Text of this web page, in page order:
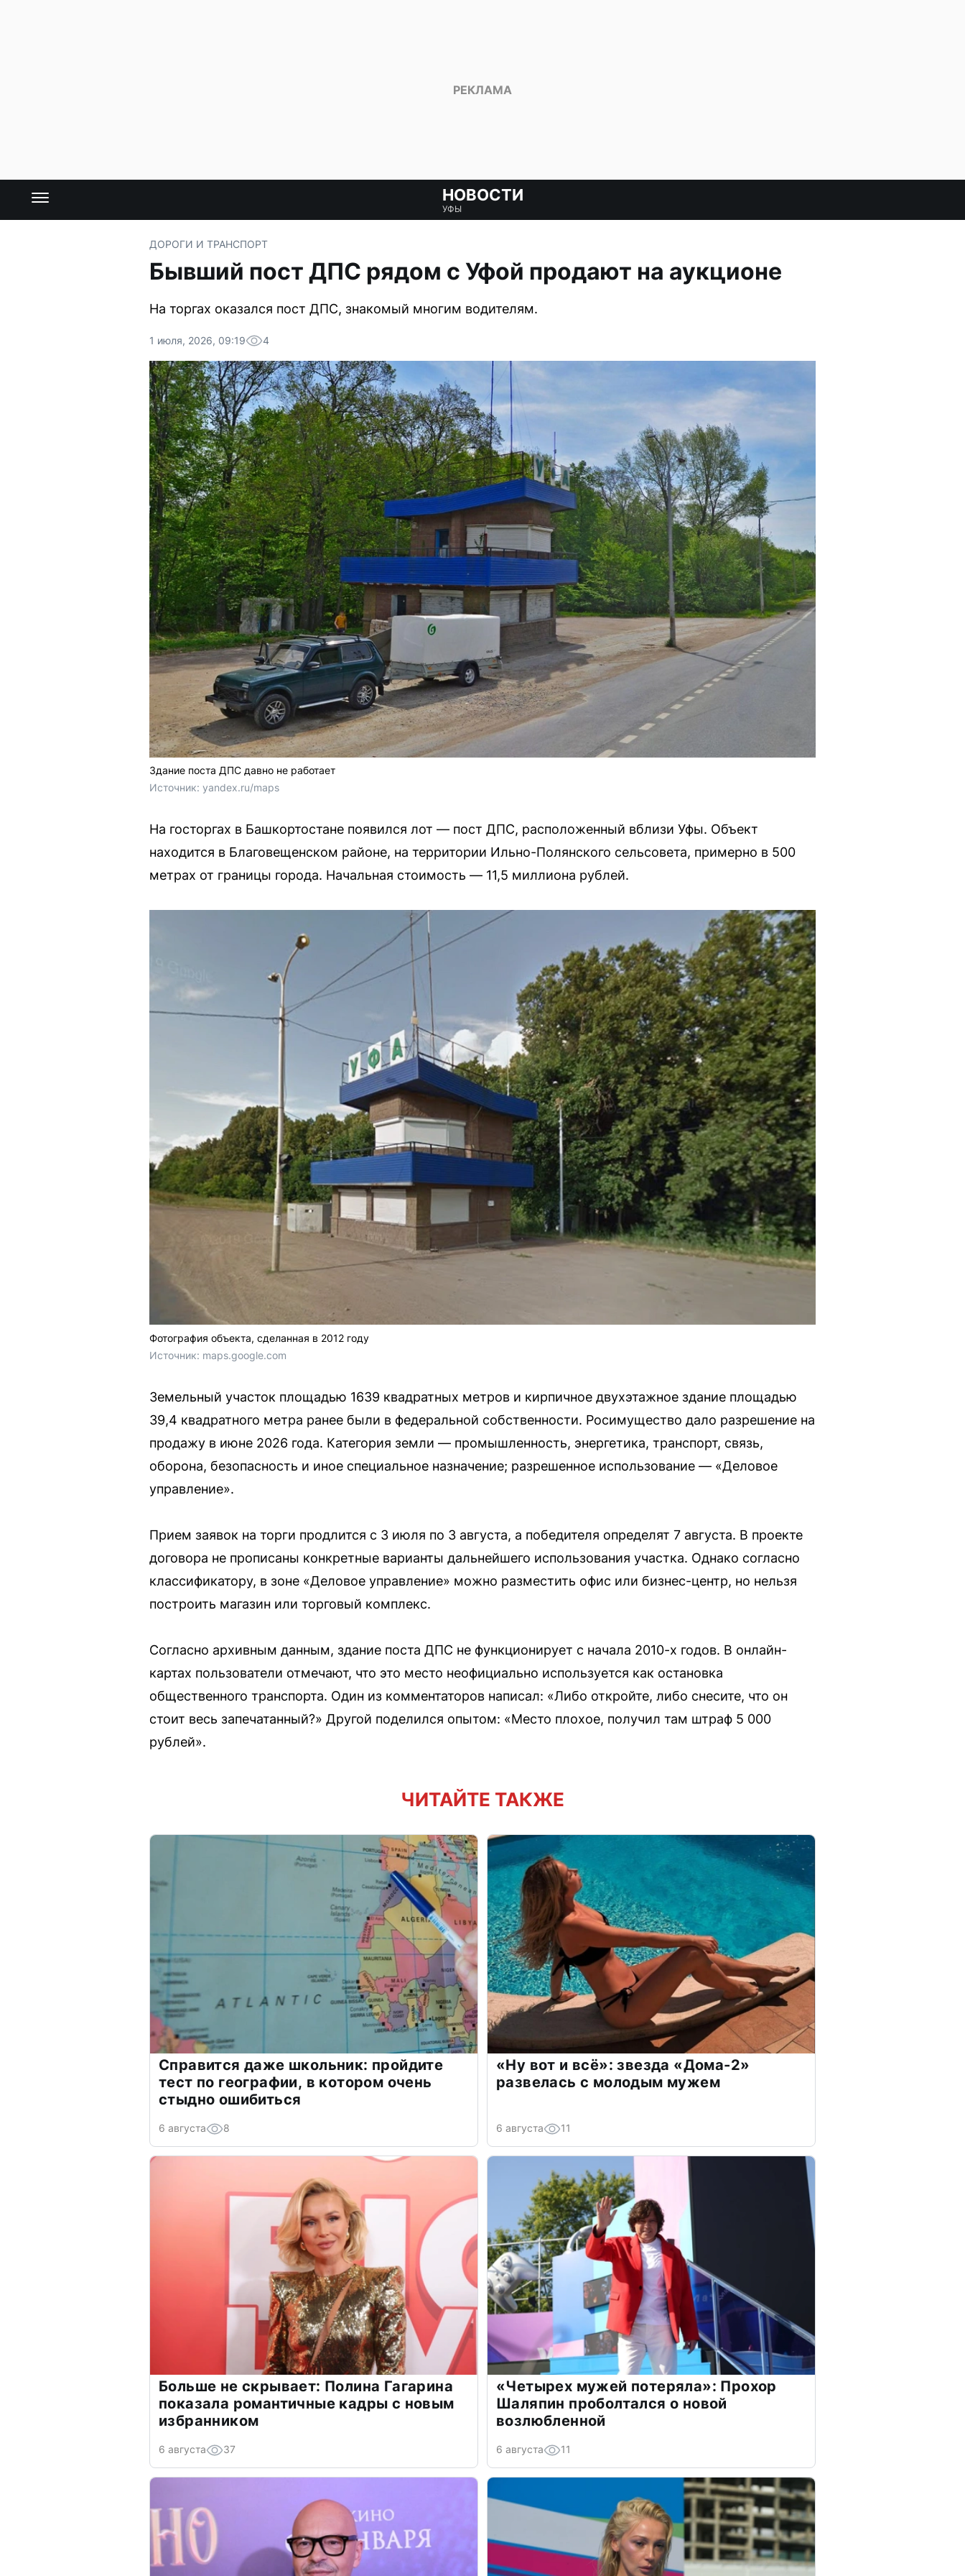
НОВОСТИ
УФЫ
ДОРОГИ И ТРАНСПОРТ
Бывший пост ДПС рядом с Уфой продают на аукционе
На торгах оказался пост ДПС, знакомый многим водителям.
1 июля, 2026, 09:19 4
Здание поста ДПС давно не работает
Источник: yandex.ru/maps
На госторгах в Башкортостане появился лот — пост ДПС, расположенный вблизи Уфы. Объект
находится в Благовещенском районе, на территории Ильно-Полянского сельсовета, примерно в 500
метрах от границы города. Начальная стоимость — 11,5 миллиона рублей.
Фотография объекта, сделанная в 2012 году
Источник: maps.google.com
Земельный участок площадью 1639 квадратных метров и кирпичное двухэтажное здание площадью
39,4 квадратного метра ранее были в федеральной собственности. Росимущество дало разрешение на
продажу в июне 2026 года. Категория земли — промышленность, энергетика, транспорт, связь,
оборона, безопасность и иное специальное назначение; разрешенное использование — «Деловое
управление».
Прием заявок на торги продлится с 3 июля по 3 августа, а победителя определят 7 августа. В проекте
договора не прописаны конкретные варианты дальнейшего использования участка. Однако согласно
классификатору, в зоне «Деловое управление» можно разместить офис или бизнес-центр, но нельзя
построить магазин или торговый комплекс.
Согласно архивным данным, здание поста ДПС не функционирует с начала 2010-х годов. В онлайн-
картах пользователи отмечают, что это место неофициально используется как остановка
общественного транспорта. Один из комментаторов написал: «Либо откройте, либо снесите, что он
стоит весь запечатанный?» Другой поделился опытом: «Место плохое, получил там штраф 5 000
рублей».
ЧИТАЙТЕ ТАКЖЕ
Справится даже школьник: пройдите
тест по географии, в котором очень
стыдно ошибиться
6 августа 8
«Ну вот и всё»: звезда «Дома-2»
развелась с молодым мужем
6 августа 11
Больше не скрывает: Полина Гагарина
показала романтичные кадры с новым
избранником
6 августа 37
«Четырех мужей потеряла»: Прохор
Шаляпин проболтался о новой
возлюбленной
6 августа 11